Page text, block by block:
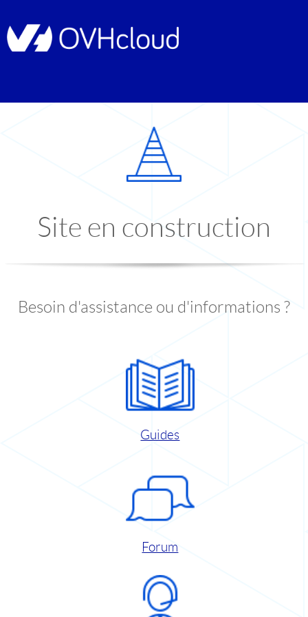
Site en construction
Besoin d'assistance ou d'informations ?
Guides
Forum